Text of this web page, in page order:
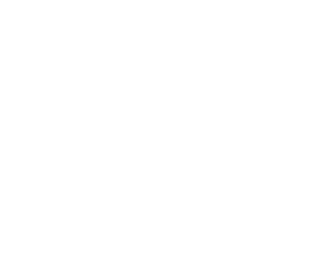
Cardíaca” da Bayer
do registo, alerta associação
um investimento sustentável para os sistemas de saúde”